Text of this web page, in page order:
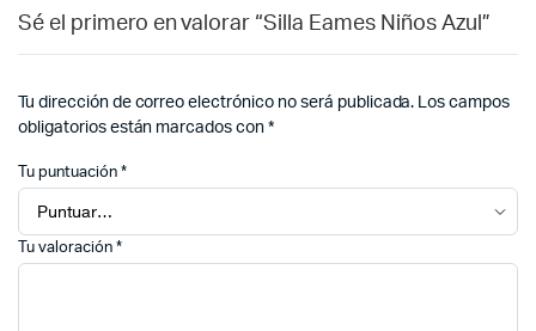
Sé el primero en valorar “Silla Eames Niños Azul”
Tu dirección de correo electrónico no será publicada. Los campos
obligatorios están marcados con*
Tu puntuación *
Tu valoración *